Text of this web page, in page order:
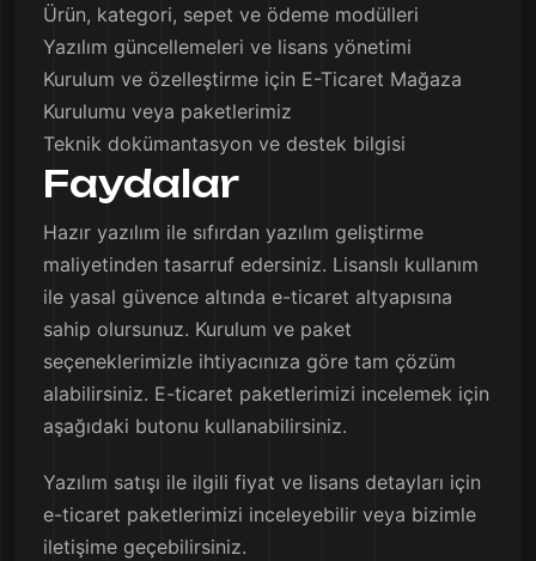
Ürün, kategori, sepet ve ödeme modülleri
Yazılım güncellemeleri ve lisans yönetimi
Kurulum ve özelleştirme için E-Ticaret Mağaza
Kurulumu veya paketlerimiz
Teknik dokümantasyon ve destek bilgisi
Faydalar
Hazır yazılım ile sıfırdan yazılım geliştirme
maliyetinden tasarruf edersiniz. Lisanslı kullanım
ile yasal güvence altında e-ticaret altyapısına
sahip olursunuz. Kurulum ve paket
seçeneklerimizle ihtiyacınıza göre tam çözüm
alabilirsiniz. E-ticaret paketlerimizi incelemek için
aşağıdaki butonu kullanabilirsiniz.
Yazılım satışı ile ilgili fiyat ve lisans detayları için
e-ticaret paketlerimizi inceleyebilir veya bizimle
iletişime geçebilirsiniz.